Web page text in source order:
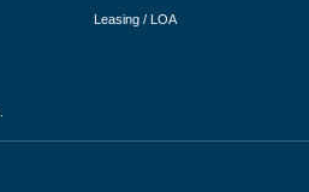
Leasing / LOA